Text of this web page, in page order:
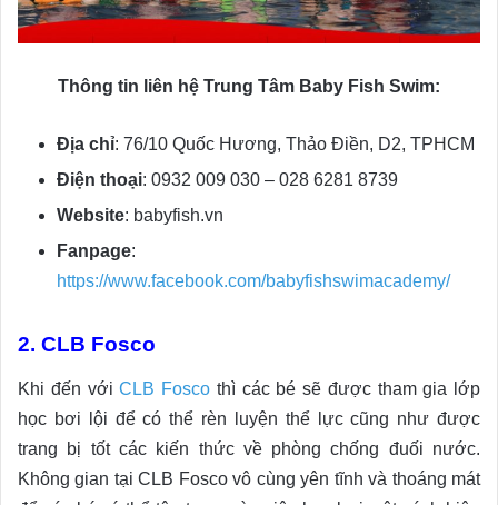
Thông tin liên hệ Trung Tâm Baby Fish Swim:
Địa chỉ: 76/10 Quốc Hương, Thảo Điền, D2, TPHCM
Điện thoại: 0932 009 030 – 028 6281 8739
Website: babyfish.vn
Fanpage:
https://www.facebook.com/babyfishswimacademy/
2. CLB Fosco
Khi đến vớiCLB Fosco thì các bé sẽ được tham gia lớp
học bơi lội để có thể rèn luyện thể lực cũng như được
trang bị tốt các kiến thức về phòng chống đuối nước.
Không gian tại CLB Fosco vô cùng yên tĩnh và thoáng mát